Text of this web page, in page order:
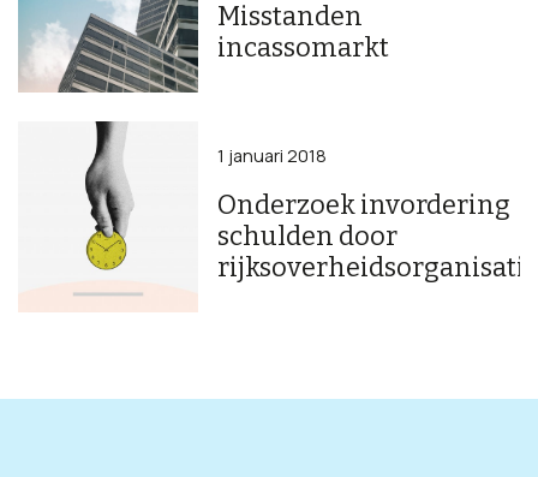
Misstanden
incassomarkt
Onderzoek invordering
schulden door
1 januari 2018